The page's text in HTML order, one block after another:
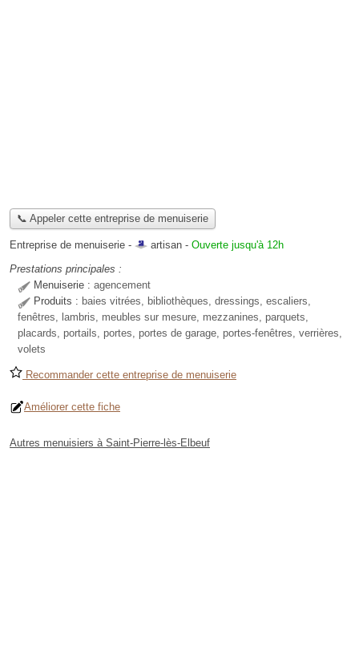
📞 Appeler cette entreprise de menuiserie
Entreprise de menuiserie - artisan - Ouverte jusqu'à 12h
Prestations principales :
Menuiserie : agencement
Produits : baies vitrées, bibliothèques, dressings, escaliers,
fenêtres, lambris, meubles sur mesure, mezzanines, parquets,
placards, portails, portes, portes de garage, portes-fenêtres, verrières,
volets
Recommander cette entreprise de menuiserie
Améliorer cette fiche
Autres menuisiers à Saint-Pierre-lès-Elbeuf